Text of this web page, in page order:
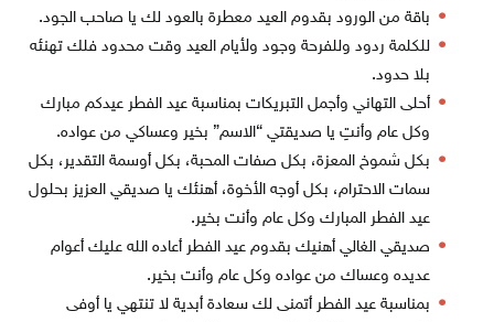
باقة من الورود بقدوم العيد معطرة بالعود لك يا صاحب الجود.
للكلمة ردود وللفرحة وجود ولأيام العيد وقت محدود فلك تهنئه
بلا حدود.
أحلى التهاني وأجمل التبريكات بمناسبة عيد الفطر عيدكم مبارك
وكل عام وأنتِ يا صديقتي “الاسم” بخير وعساكي من عواده.
بكل شموخ المعزة، بكل صفات المحبة، بكل أوسمة التقدير، بكل
سمات الاحترام، بكل أوجه الأخوة، أهنئك يا صديقي العزيز بحلول
عيد الفطر المبارك وكل عام وأنت بخير.
صديقي الغالي أهنيك بقدوم عيد الفطر أعاده الله عليك أعوام
عديده وعساك من عواده وكل عام وأنت بخير.
بمناسبة عيد الفطر أتمنى لك سعادة أبدية لا تنتهي يا أوفى